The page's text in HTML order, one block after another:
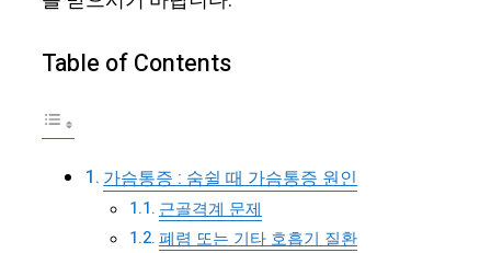
Table of Contents
가슴통증 : 숨쉴 때 가슴통증 원인
근골격계 문제
폐렴 또는 기타 호흡기 질환